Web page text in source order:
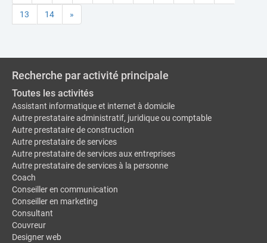
13 14 »
Recherche par activité principale
Toutes les activités
Assistant informatique et internet à domicile
Autre prestataire administratif, juridique ou comptable
Autre prestataire de construction
Autre prestataire de services
Autre prestataire de services aux entreprises
Autre prestataire de services à la personne
Coach
Conseiller en communication
Conseiller en marketing
Consultant
Couvreur
Designer web